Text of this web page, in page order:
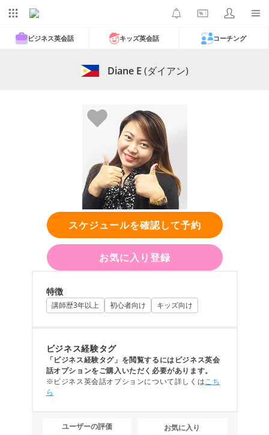
ビジネス英会話 キッズ英会話 コーチング
Diane E (ダイアン)
スケジュールを確認して予約
お気に入り登録
特徴
講師歴3年以上 初心者向け キッズ向け
ビジネス経験タグ
「ビジネス経験タグ」を閲覧するにはビジネス英会
話オプションをご購入いただく必要があります。
※ビジネス英会話オプションについて詳しくはこち
ら
ユーザーの評価
お気に入り